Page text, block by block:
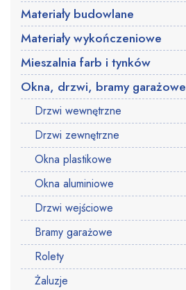
Materiały budowlane
Materiały wykończeniowe
Mieszalnia farb i tynków
Okna, drzwi, bramy garażowe
Drzwi wewnętrzne
Drzwi zewnętrzne
Okna plastikowe
Okna aluminiowe
Drzwi wejściowe
Bramy garażowe
Rolety
Żaluzje